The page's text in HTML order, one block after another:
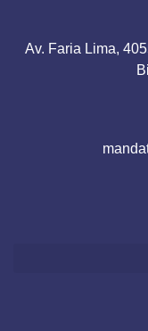
Av. Faria Lima,